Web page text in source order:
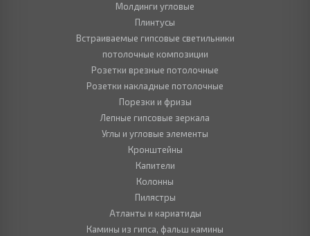
Молдинги угловые
Плинтусы
Встраиваемые гипсовые светильники
потолочные композиции
Розетки врезные потолочные
Розетки накладные потолочные
Порезки и фризы
Лепные гипсовые зеркала
Углы и угловые элементы
Кронштейны
Капители
Колонны
Пилястры
Атланты и кариатиды
Камины из гипса, фальш камины